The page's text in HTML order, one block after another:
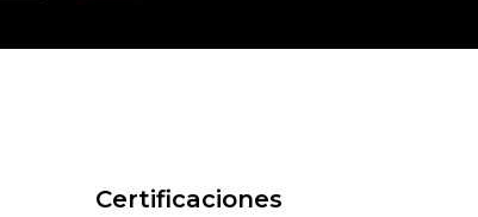
Certificaciones